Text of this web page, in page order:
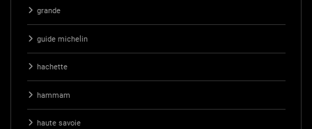
grande
guide michelin
hachette
hammam
haute savoie